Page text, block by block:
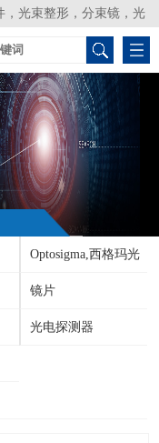
，光束整形，分束镜，光
Optosigma,西格玛光
机镜片
光电探测器